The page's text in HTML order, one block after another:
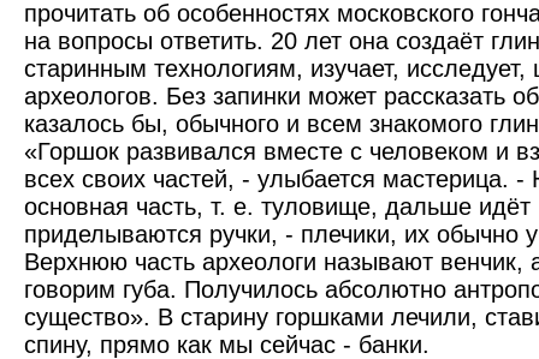
прочитать об особенностях московского
на вопросы ответить. 20 лет она создаёт
старинным технологиям, изучает, исследует,
археологов. Без запинки может рассказать
казалось бы, обычного и всем знакомого
«Горшок развивался вместе с человеком и
всех своих частей, - улыбается мастерица.
основная часть, т. е. туловище, дальше
приделываются ручки, - плечики, их обычно
Верх­нюю часть археологи называют венчик,
говорим губа. Получилось абсолютно
существо». В старину горшками лечили,
спину, прямо как мы сейчас - банки.